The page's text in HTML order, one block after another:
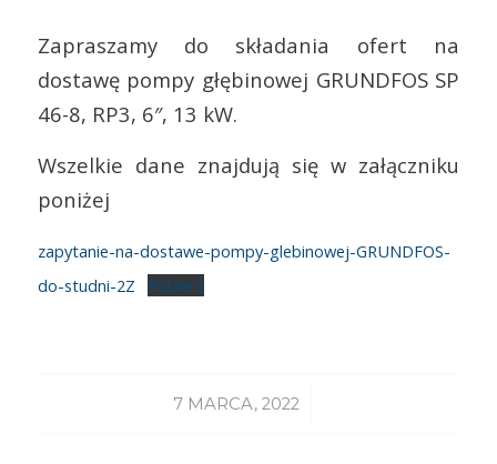
Zapraszamy do składania ofert na
dostawę pompy głębinowej GRUNDFOS SP
46-8, RP3, 6″, 13 kW.
Wszelkie dane znajdują się w załączniku
poniżej
zapytanie-na-dostawe-pompy-glebinowej-GRUNDFOS-
do-studni-2Z
Pobierz
7 MARCA, 2022
/